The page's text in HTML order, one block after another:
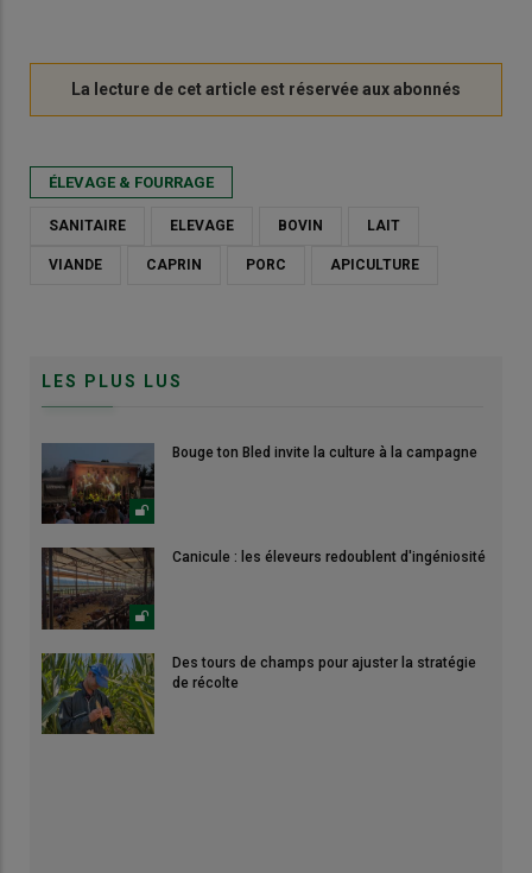
ÉLEVAGE & FOURRAGE
SANITAIRE ELEVAGE BOVIN LAIT
VIANDE CAPRIN PORC APICULTURE
LES PLUS LUS
Bouge ton Bled invite la culture à la campagne
Canicule : les éleveurs redoublent d'ingéniosité
Des tours de champs pour ajuster la stratégie
de récolte